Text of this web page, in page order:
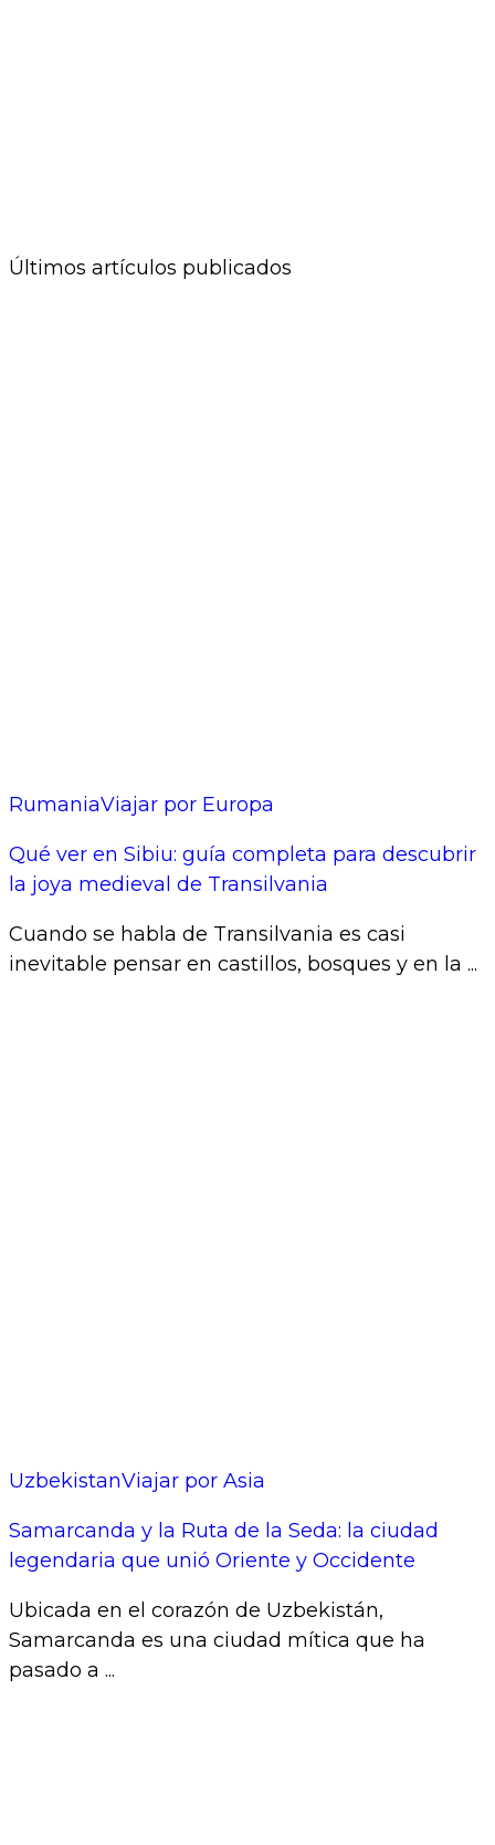
Últimos artículos publicados
RumaniaViajar por Europa
Qué ver en Sibiu: guía completa para descubrir
la joya medieval de Transilvania
Cuando se habla de Transilvania es casi
inevitable pensar en castillos, bosques y en la ...
UzbekistanViajar por Asia
Samarcanda y la Ruta de la Seda: la ciudad
legendaria que unió Oriente y Occidente
Ubicada en el corazón de Uzbekistán,
Samarcanda es una ciudad mítica que ha
pasado a ...